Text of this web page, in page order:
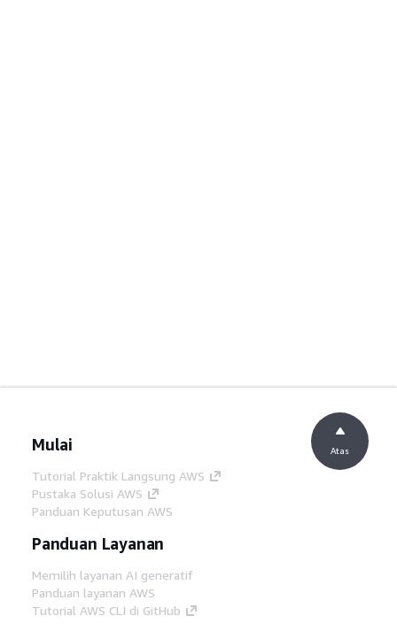
Mulai
Tutorial Praktik Langsung AWS
Pustaka Solusi AWS
Panduan Keputusan AWS
Panduan Layanan
Memilih layanan AI generatif
Panduan layanan AWS
Tutorial AWS CLI di GitHub
Atas